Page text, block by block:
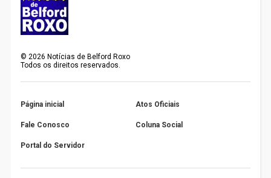
©2026 Notícias de Belford Roxo
Todos os direitos reservados.
Página inicial Atos Oficiais
Fale Conosco Coluna Social
Portal do Servidor